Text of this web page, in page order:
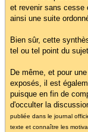
et revenir sans cesse
ainsi une suite
Bien sûr, cette
tel ou tel point du
De même, et pour
exposés, il est
puisque en fin de
d'occulter la
publiée dans le journal
texte et connaître les